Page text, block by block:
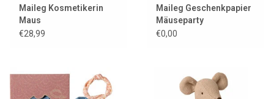
Maileg Kosmetikerin
Maus
€28,99
Maileg Geschenkpapier
Mäuseparty
€0,00